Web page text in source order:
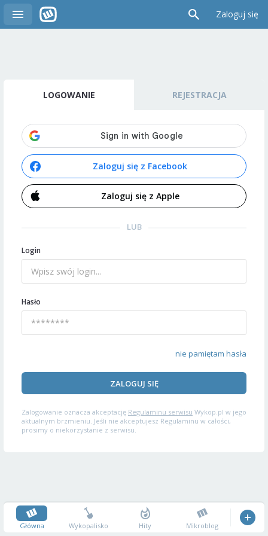
Zaloguj się
LOGOWANIE REJESTRACJA
Zaloguj się z Facebook
Zaloguj się z Apple
LUB
Login
Hasło
nie pamiętam hasła
ZALOGUJ SIĘ
Zalogowanie oznacza akceptację Regulaminu serwisu Wykop.pl w jego
aktualnym brzmieniu. Jeśli nie akceptujesz Regulaminu w całości,
prosimy o niekorzystanie z serwisu.
Główna Wykopalisko Hity Mikroblog